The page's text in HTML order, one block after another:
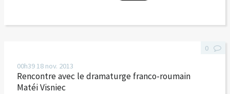
00h3918 nov. 2013
Rencontre avec le dramaturge franco-roumain
Matéi Visniec
0